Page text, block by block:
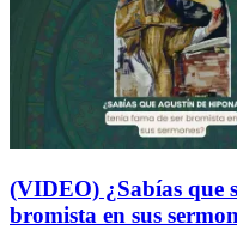
(VIDEO) ¿Sabías que
bromista en sus